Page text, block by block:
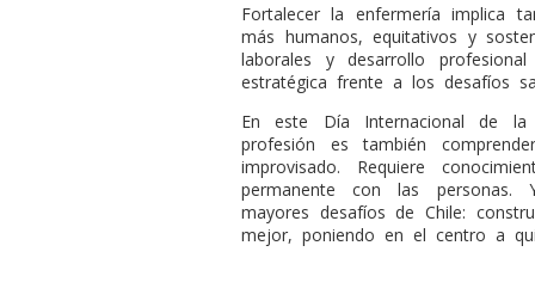
Fortalecer la enfermería implica
más humanos, equitativos y
laborales y desarrollo
estratégica frente a los desafíos
En este Día Internacional de
profesión es también
improvisado. Requiere
permanente con las
mayores desafíos de Chile:
mejor, poniendo en el centro a